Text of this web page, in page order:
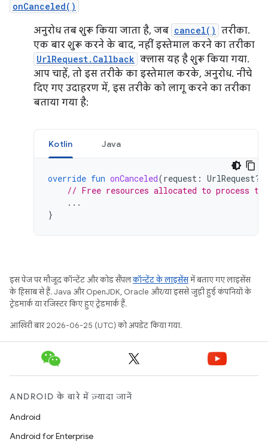
onCanceled()
अनुरोध तब शुरू किया जाता है, जब cancel() तरीका.
एक बार शुरू करने के बाद, नहीं इस्तेमाल करने का तरीका
UrlRequest.Callback क्लास यह है शुरू किया गया.
आप चाहें, तो इस तरीके का इस्तेमाल करके, अनुरोध. नीचे
दिए गए उदाहरण में, इस तरीके को लागू करने का तरीका
बताया गया है:
Kotlin Java
override fun onCanceled(request : UrlRequest?,
// Free resources allocated to process
...
}
इस पेज पर मौजूद कॉन्टेंट और कोड सैंपलकॉन्टेंट के लाइसेंसमें बताए गए लाइसेंस
के हिसाब से हैं. Java और OpenJDK, Oracle और/या इससे जुड़ी हुई कंपनियों के
ट्रेडमार्क या रजिस्टर किए हुए ट्रेडमार्क हैं.
आखिरी बार 2026-06-25 (UTC) को अपडेट किया गया.
ANDROID के बारे में ज़्यादा जानें
Android
Android for Enterprise